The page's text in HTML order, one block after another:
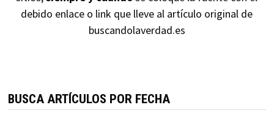
debido enlace o link que lleve al artículo original de
buscandolaverdad.es
BUSCA ARTÍCULOS POR FECHA